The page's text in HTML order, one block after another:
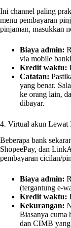
Ini channel paling
menu pembayaran
pinjaman, masukkan
Biaya admin:
via mobile
Kredit waktu:
Catatan:
yang benar.
ke orang lain,
dibayar.
4. Virtual akun Lewat
Beberapa bank
ShopeePay, dan
pembayaran cicilan/
Biaya admin:
(tergantung e-
Kredit waktu:
Kekurangan:
Biasanya cuma
dan CIMB